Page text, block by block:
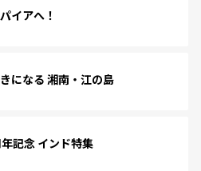
イアへ！
になる 湘南・江の島
記念 インド特集